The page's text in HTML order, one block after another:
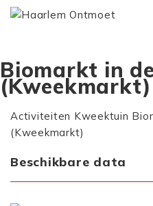
Biomarkt in
(Kweekmarkt)
Activiteiten Kweektuin
(Kweekmarkt)
Beschikbare data